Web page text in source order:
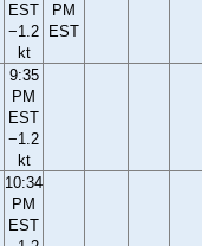
EST
−1.2
kt
PM
EST
9:35
PM
EST
−1.2
kt
10:34
PM
EST